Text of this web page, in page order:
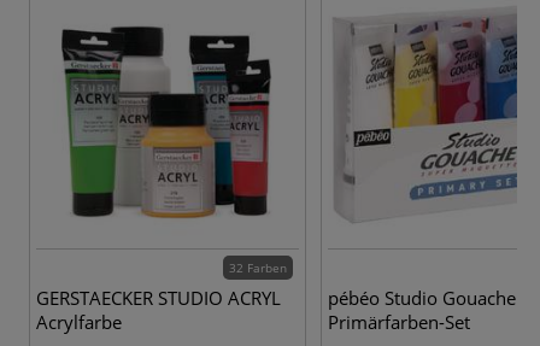
32 Farben
GERSTAECKER STUDIO ACRYL
Acrylfarbe
pébéo Studio Gouache
Primärfarben-Set